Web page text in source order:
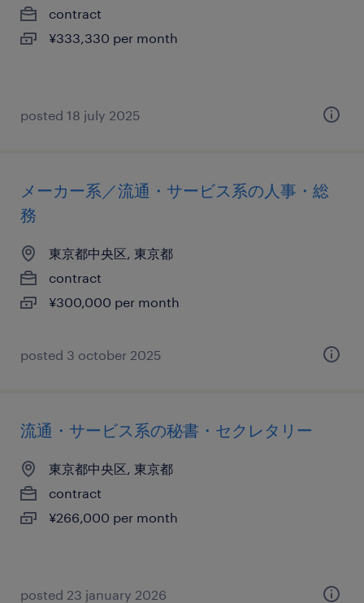
contract
¥333,330 per month
posted 18 july 2025
メーカー系／流通・サービス系の人事・総
務
東京都中央区, 東京都
contract
¥300,000 per month
posted 3 october 2025
流通・サービス系の秘書・セクレタリー
東京都中央区, 東京都
contract
¥266,000 per month
posted 23 january 2026